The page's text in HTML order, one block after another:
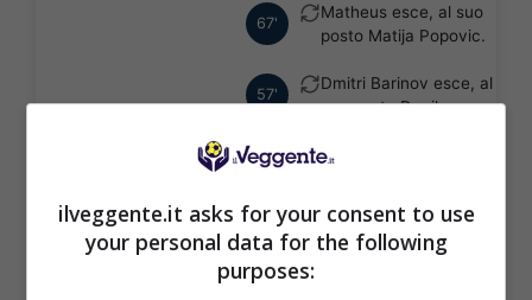
67'
Matheus esce, al suo
posto Matija Popovic.
57'
Dmitri Barinov esce, al
suo posto Danila
Maksim Voronov.
57'
ilveggente.it asks for your consent to use
your personal data for the following
purposes: